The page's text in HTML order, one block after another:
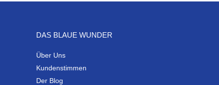
DAS BLAUE WUNDER
Über Uns
Kundenstimmen
Der Blog